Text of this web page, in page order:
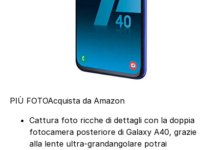
PIÙ FOTOAcquista da Amazon
Cattura foto ricche di dettagli con la doppia
fotocamera posteriore di Galaxy A40, grazie
alla lente ultra-grandangolare potrai